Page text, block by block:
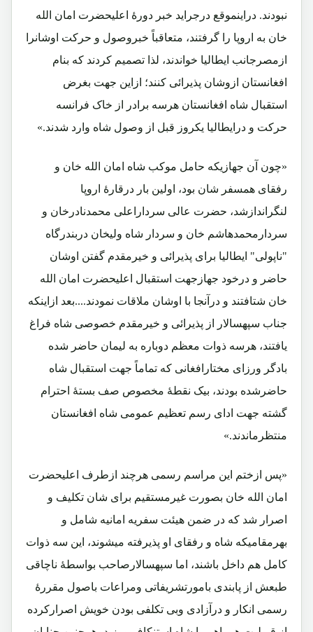
نبودند. دراینموقع درجراید خبر دورۀ اعلیحضرت امان الله
خان به اروپا را گرفتند، متعاقباً خبروصول و حرکت اوشانرا
ازمصرجانب ایطالیا خواندند، لذا تصمیم کردند که بنام
افغانستان ازوشان پذیرائی کنند؛ ازاین جهت بغرض
استقبال شاه افغانستان هرسه برادر از خاک فرانسه
حرکت و درایطالیا یکروز قبل از وصول شاه وارد شدند.»
«چون آن جهازیکه حامل موکب شاه امان الله خان و
رفقای همسفر شان بود، اولین بار درقارۀ اروپا
لنگراندازشد، حضرت عالی سرداراعلی محمدنادرخان و
سردارمحمدهاشم خان و سردار شاه ولیخان دربندرگاه
"ناپولی" ایطالیا برای پذیرائی و خیرمقدم گفتن اوشان
حاضر و درخود جهازجهت استقبال اعلیحضرت امان الله
خان شتافتند و درآنجا با اوشان ملاقات نمودند....بعد ازاینکه
جناب سپهسالار از پذیرائی و خیرمقدم خصوصی شاه فراغ
یافتند، هرسه ذوات معظم دوباره به لیمان حاضر شده
بادگر ورزای مختارافغانی که تماماً جهت استقبال شاه
حاضرشده بودند، بیک نقطۀ مخصوص صف بستۀ احترام
گشته جهت ادای رسم تعظیم عمومی شاه افغانستان
منتظرماندند.»
«پس ازختم این مراسم رسمی هرچند ازطرف اعلیحضرت
امان الله خان بصورت غیرمستقیم برای شان تکلیف و
اصرار شد که در ضمن هیئت سفریه امانیه شامل و
بهرمقامیکه شاه و رفقای او پذیرفته میشوند، این سه ذوات
کامل هم داخل باشند، اما سپهسالارصاحب بواسطۀ ناچاقی
طبعش از پابندی بامورتشریفاتی ومراعات باصول مقررۀ
رسمی انکار و درآزادی وبی تکلفی بودن خویش اصرارکرده